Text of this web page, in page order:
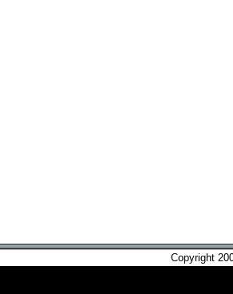
Copyright